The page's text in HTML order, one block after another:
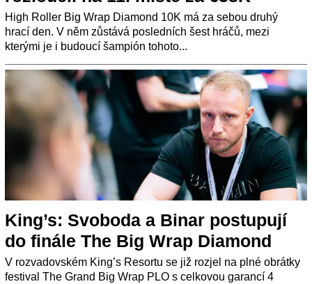
High Roller Big Wrap Diamond 10K má za sebou druhý
hrací den. V něm zůstává posledních šest hráčů, mezi
kterými je i budoucí šampión tohoto...
King’s: Svoboda a Binar postupují
do finále The Big Wrap Diamond
V rozvadovském King’s Resortu se již rozjel na plné obrátky
festival The Grand Big Wrap PLO s celkovou garancí 4